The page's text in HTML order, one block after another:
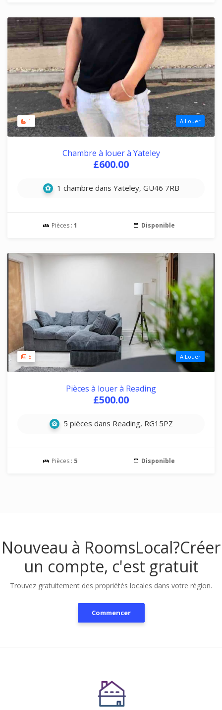
1 A Louer
Chambre à louer à Yateley
£600.00
1 chambre dans Yateley, GU46 7RB
Pièces : 1 Disponible
5 A Louer
Pièces à louer à Reading
£500.00
5 pièces dans Reading, RG15PZ
Pièces : 5 Disponible
Nouveau à RoomsLocal?Créer
un compte, c'est gratuit
Trouvez gratuitement des propriétés locales dans votre région.
Commencer